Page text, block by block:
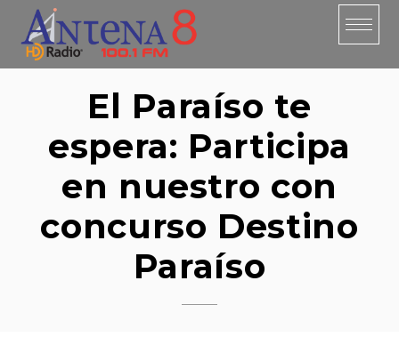
content
El Paraíso te
espera: Participa
en nuestro con
concurso Destino
Paraíso